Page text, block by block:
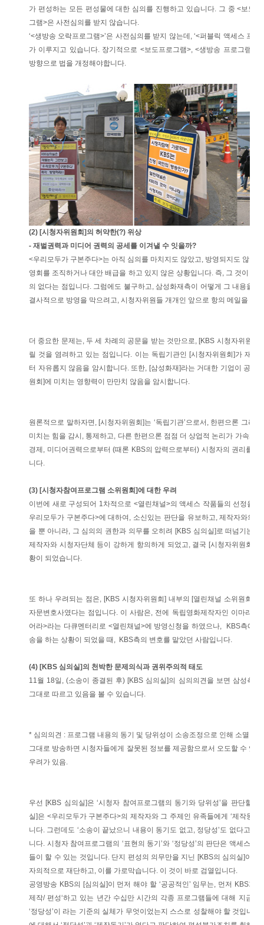
가 편성하는 모든 편성물에 대한 심의를 진행하고 있습니다. 그 중 <보도
그램>은 사전심의를 받지 않습니다.
‘<생방송 오락프로그램>’은 사전심의를 받지 않는데, ‘<퍼블릭 액세스 프로
가 이루지고 있습니다. 장기적으로 <보도프로그램>, <생방송 프로그램>
방향으로 법을 개정해야합니다.
(2) [시청자위원회]의 허약한(?) 위상
- 재벌권력과 미디어 권력의 공세를 이겨낼 수 잇을까?
<우리모두가 구본주다>는 아직 심의를 마치지도 않았고, 방영되지도 않았
영회를 조직하거나 대안 배급을 하고 있지 않은 상황입니다. 즉, 그 것이 대
의 없다는 점입니다. 그럼에도 불구하고, 삼성화재측이 어떻게 그 내용을
결사적으로 방영을 막으려고, 시청자위원들 개개인 앞으로 항의 메일을 보
더 중요한 문제는, 두 세 차례의 공문을 받는 것만으로, [KBS 시청자위원회
릴 것을 염려하고 있는 점입니다. 이는 독립기관인 [시청자위원회]가 재벌
터 자유롭지 않음을 암시합니다. 또한, [삼성화재]라는 거대한 기업이 공영
원회]에 미치는 영향력이 만만치 않음을 암시합니다.
원론적으로 말하자면, [시청자위원회]는 ‘독립기관’으로서, 한편으론 그러
미치는 힘을 감시, 통제하고, 다른 한편으론 점점 더 상업적 논리가 가속화
경제, 미디어권력으로부터 (때론 KBS의 압력으로부터) 시청자의 권리를
니다.
(3) [시청자참여프로그램 소위원회]에 대한 우려
이번에 새로 구성되어 1차적으로 <열린채널>의 액세스 작품들의 선정을
우리모두가 구본주다>에 대하여, 소신있는 판단을 유보하고, 제작자와의
을 뿐 아니라, 그 심의의 권한과 의무를 오히려 [KBS 심의실]로 떠넘기는
제작자와 시청자단체 등이 강하게 항의하게 되었고, 결국 [시청자위원회]
황이 되었습니다.
또 하나 우려되는 점은, [KBS 시청자위원회] 내부의 [열린채널 소위원회
자문변호사였다는 점입니다. 이 사람은, 전에 독립영화제작자인 이마리오
어라>라는 다큐멘터리로 <열린채널>에 방영신청을 하였으나, KBS측에
송을 하는 상황이 되었을 때, KBS측의 변호를 맡았던 사람입니다.
(4) [KBS 심의실]의 천박한 문제의식과 권위주의적 태도
11월 18일, (소송이 종결된 후) [KBS 심의실]의 심의의견을 보면 삼성측
그대로 따르고 있음을 볼 수 있습니다.
* 심의의견 : 프로그램 내용의 동기 및 당위성이 소송조정으로 인해 소멸되
그대로 방송하면 시청자들에게 잘못된 정보를 제공함으로서 오도할 수 있
우려가 있음.
우선 [KBS 심의실]은 ‘시청자 참여프로그램의 동기와 당위성’을 판단할
실]은 <우리모두가 구본주다>의 제작자와 그 주제인 유족들에게 ‘제작동기
니다. 그런데도 ‘소송이 끝났으니 내용이 동기도 없고, 정당성’도 없다고 자
니다. 시청자 참여프로그램의 ‘표현의 동기’와 ‘정당성’의 판단은 액세스를
들이 할 수 있는 것입니다. 단지 편성의 의무만을 지닌 [KBS의 심의실]이 ‘시
자의적으로 재단하고, 이를 가로막습니다. 이 것이 바로 검열입니다.
공영방송 KBS의 [심의실]이 먼저 해야 할 ‘공공적인’ 임무는, 먼저 KBS가
제작/ 편성‘하고 있는 년간 수십만 시간의 각종 프로그램들에 대해 지금까
‘정당성’이 라는 기준의 실체가 무엇이었는지 스스로 성찰해야 할 것입니